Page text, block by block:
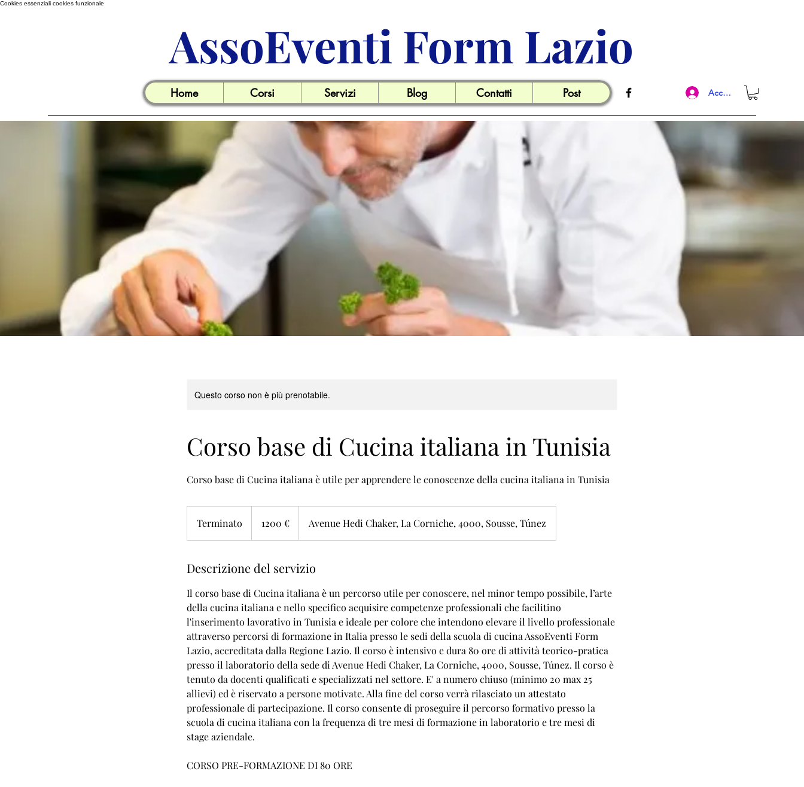
Cookies essenziali cookies funzionale
Home Corsi Servizi Blog Contatti Post Accedi
AssoEventi Form Lazio
Questo corso non è più prenotabile.
Corso base di Cucina italiana in Tunisia
Corso base di Cucina italiana è utile per apprendere le conoscenze della cucina italiana in Tunisia
Terminato
e
m
n
a
t
o
1200 € Avenue Hedi Chaker, La Corniche, 4000, Sousse, Túnez
Descrizione del servizio
Il corso base di Cucina italiana è un percorso utile per conoscere, nel minor tempo possibile, l’arte
della cucina italiana e nello specifico acquisire competenze professionali che facilitino
l'inserimento lavorativo in Tunisia e ideale per colore che intendono elevare il livello professionale
attraverso percorsi di formazione in Italia presso le sedi della scuola di cucina AssoEventi Form
Lazio, accreditata dalla Regione Lazio. Il corso è intensivo e dura 80 ore di attività teorico-pratica
presso il laboratorio della sede di Avenue Hedi Chaker, La Corniche, 4000, Sousse, Túnez. Il corso è
tenuto da docenti qualificati e specializzati nel settore. E' a numero chiuso (minimo 20 max 25
allievi) ed è riservato a persone motivate. Alla fine del corso verrà rilasciato un attestato
professionale di partecipazione. Il corso consente di proseguire il percorso formativo presso la
scuola di cucina italiana con la frequenza di tre mesi di formazione in laboratorio e tre mesi di
stage aziendale.
CORSO PRE-FORMAZIONE DI 80 ORE